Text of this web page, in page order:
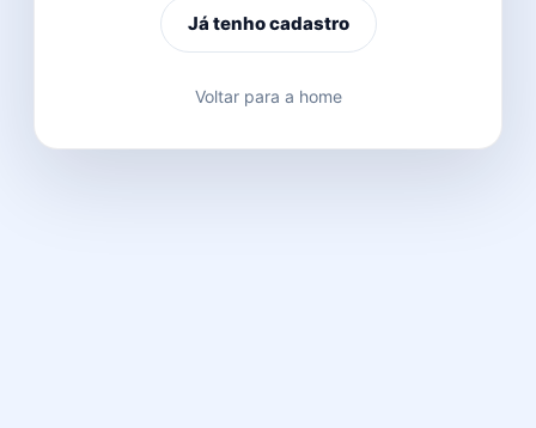
Já tenho cadastro
Voltar para a home